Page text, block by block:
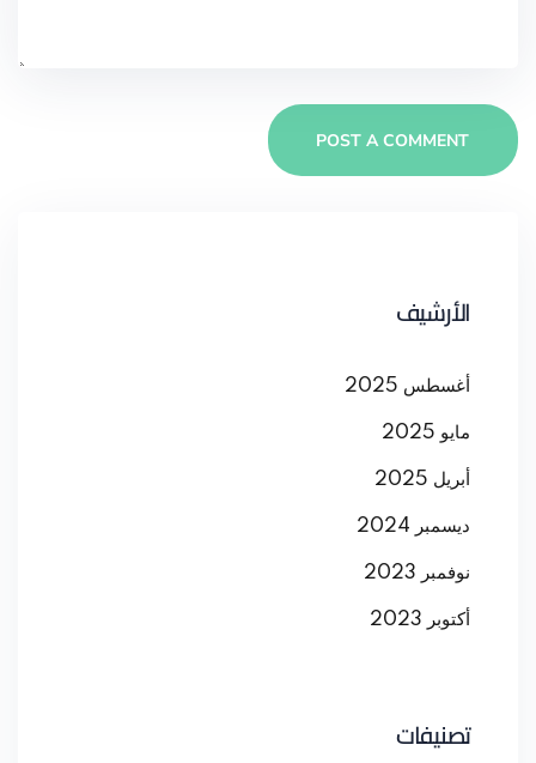
الأرشيف
أغسطس 2025
مايو 2025
أبريل 2025
ديسمبر 2024
نوفمبر 2023
أكتوبر 2023
تصنيفات